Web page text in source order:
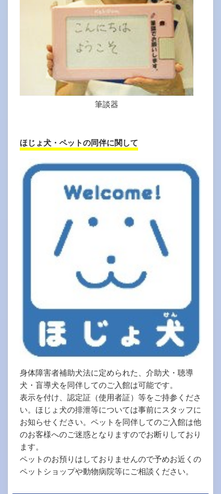
筆談器
ほじょ犬・ペットの同伴に関して
身体障害者補助犬法に定められた、介助犬・聴導
犬・盲導犬を同伴してのご入館は可能です。
表示を付け、認定証（使用者証）等をご持参くださ
い。ほじょ犬の排泄等については事前にスタッフに
お知らせください。ペットを同伴してのご入館は他
のお客様へのご迷惑となりますのでお断りしており
ます。
ペットのお預りはしておりませんので予めお近くの
ペットショップや動物病院等にご相談ください。